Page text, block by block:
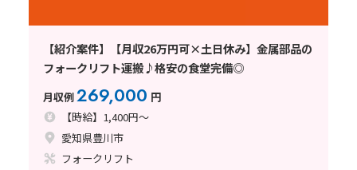
【紹介案件】【月収26万円可×土日休み】金属部品の
フォークリフト運搬♪格安の食堂完備◎
月収例269,000 円
【時給】1,400円～
愛知県豊川市
フォークリフト